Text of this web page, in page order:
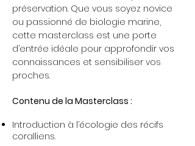
préservation​​. Que vous soyez novice
ou passionné de biologie marine,
cette masterclass est une porte
d’entrée idéale pour approfondir vos
connaissances et sensibiliser vos
proches.
Contenu de la Masterclass :
Introduction à l’écologie des récifs
coralliens.